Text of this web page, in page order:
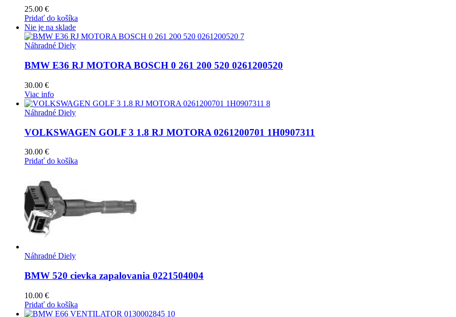
25.00 €
Pridať do košíka
Nie je na sklade
Náhradné Diely
BMW E36 RJ MOTORA BOSCH 0 261 200 520 0261200520
30.00 €
Viac info
Náhradné Diely
VOLKSWAGEN GOLF 3 1.8 RJ MOTORA 0261200701 1H0907311
30.00 €
Pridať do košíka
Náhradné Diely
BMW 520 cievka zapalovania 0221504004
10.00 €
Pridať do košíka